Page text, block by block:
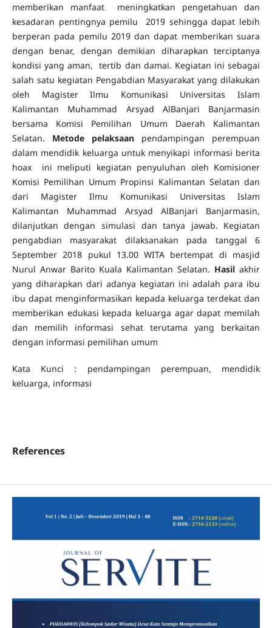
memberikan manfaat meningkatkan pengetahuan dan
kesadaran pentingnya pemilu 2019 sehingga dapat lebih
berperan pada pemilu 2019 dan dapat memberikan suara
dengan benar, dengan demikian diharapkan terciptanya
kondisi yang aman, tertib dan damai. Kegiatan ini sebagai
salah satu kegiatan Pengabdian Masyarakat yang dilakukan
oleh Magister Ilmu Komunikasi Universitas Islam
Kalimantan Muhammad Arsyad AlBanjari Banjarmasin
bersama Komisi Pemilihan Umum Daerah Kalimantan
Selatan. Metode pelaksaan pendampingan perempuan
dalam mendidik keluarga untuk menyikapi informasi berita
hoax ini meliputi kegiatan penyuluhan oleh Komisioner
Komisi Pemilihan Umum Propinsi Kalimantan Selatan dan
dari Magister Ilmu Komunikasi Universitas Islam
Kalimantan Muhammad Arsyad AlBanjari Banjarmasin,
dilanjutkan dengan simulasi dan tanya jawab. Kegiatan
pengabdian masyarakat dilaksanakan pada tanggal 6
September 2018 pukul 13.00 WITA bertempat di masjid
Nurul Anwar Barito Kuala Kalimantan Selatan. Hasil akhir
yang diharapkan dari adanya kegiatan ini adalah para ibu
ibu dapat menginformasikan kepada keluarga terdekat dan
memberikan edukasi kepada keluarga agar dapat memilah
dan memilih informasi sehat terutama yang berkaitan
dengan informasi pemilihan umum
Kata Kunci : pendampingan perempuan, mendidik
keluarga, informasi
References